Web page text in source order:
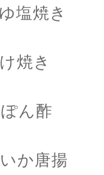
塩焼き
焼き
ん酢
か唐揚